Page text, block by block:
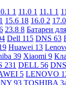
1 11.0 1 11.1 1
1 15.6 18 16.0 2 17.0
23.8 8 Батареи
Dell 115 DNS 63
Huawei 13
39 Xiaomi 9
231 DELL 56 DNS
5 LENOVO
93 TOSHIBA